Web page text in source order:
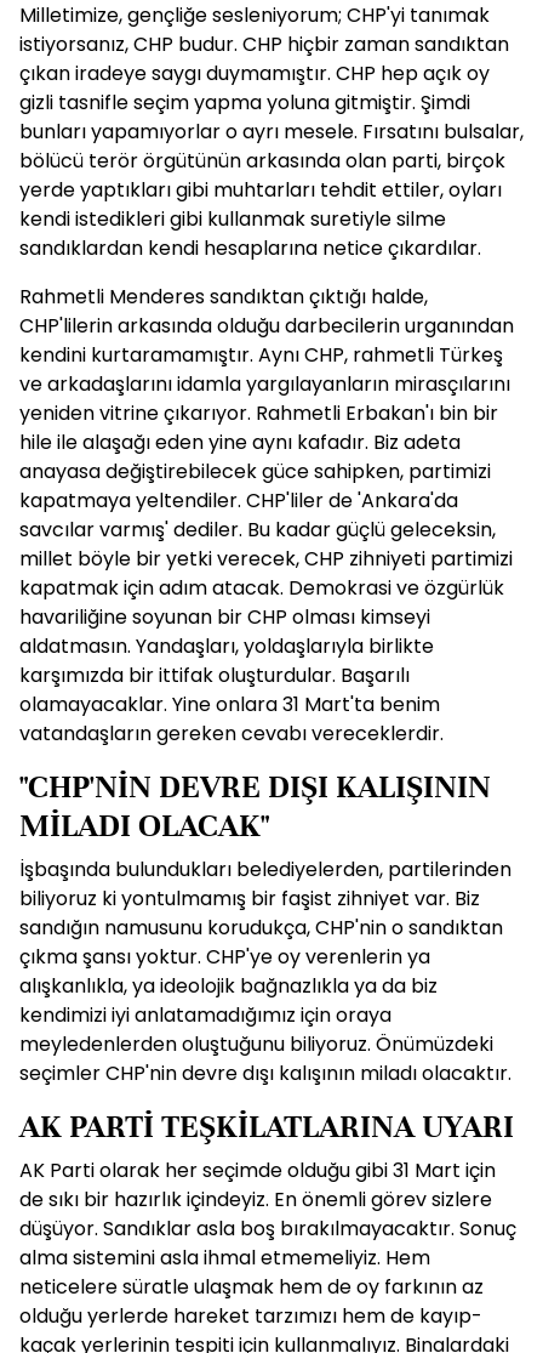
Milletimize, gençliğe sesleniyorum; CHP'yi tanımak
istiyorsanız, CHP budur. CHP hiçbir zaman sandıktan
çıkan iradeye saygı duymamıştır. CHP hep açık oy
gizli tasnifle seçim yapma yoluna gitmiştir. Şimdi
bunları yapamıyorlar o ayrı mesele. Fırsatını bulsalar,
bölücü terör örgütünün arkasında olan parti, birçok
yerde yaptıkları gibi muhtarları tehdit ettiler, oyları
kendi istedikleri gibi kullanmak suretiyle silme
sandıklardan kendi hesaplarına netice çıkardılar.
Rahmetli Menderes sandıktan çıktığı halde,
CHP'lilerin arkasında olduğu darbecilerin urganından
kendini kurtaramamıştır. Aynı CHP, rahmetli Türkeş
ve arkadaşlarını idamla yargılayanların mirasçılarını
yeniden vitrine çıkarıyor. Rahmetli Erbakan'ı bin bir
hile ile alaşağı eden yine aynı kafadır. Biz adeta
anayasa değiştirebilecek güce sahipken, partimizi
kapatmaya yeltendiler. CHP'liler de 'Ankara'da
savcılar varmış' dediler. Bu kadar güçlü geleceksin,
millet böyle bir yetki verecek, CHP zihniyeti partimizi
kapatmak için adım atacak. Demokrasi ve özgürlük
havariliğine soyunan bir CHP olması kimseyi
aldatmasın. Yandaşları, yoldaşlarıyla birlikte
karşımızda bir ittifak oluşturdular. Başarılı
olamayacaklar. Yine onlara 31 Mart'ta benim
vatandaşların gereken cevabı vereceklerdir.
"CHP'NİN DEVRE DIŞI KALIŞININ
MİLADI OLACAK"
İşbaşında bulundukları belediyelerden, partilerinden
biliyoruz ki yontulmamış bir faşist zihniyet var. Biz
sandığın namusunu korudukça, CHP'nin o sandıktan
çıkma şansı yoktur. CHP'ye oy verenlerin ya
alışkanlıkla, ya ideolojik bağnazlıkla ya da biz
kendimizi iyi anlatamadığımız için oraya
meyledenlerden oluştuğunu biliyoruz. Önümüzdeki
seçimler CHP'nin devre dışı kalışının miladı olacaktır.
AK PARTİ TEŞKİLATLARINA UYARI
AK Parti olarak her seçimde olduğu gibi 31 Mart için
de sıkı bir hazırlık içindeyiz. En önemli görev sizlere
düşüyor. Sandıklar asla boş bırakılmayacaktır. Sonuç
alma sistemini asla ihmal etmemeliyiz. Hem
neticelere süratle ulaşmak hem de oy farkının az
olduğu yerlerde hareket tarzımızı hem de kayıp-
kaçak yerlerinin tespiti için kullanmalıyız. Binalardaki